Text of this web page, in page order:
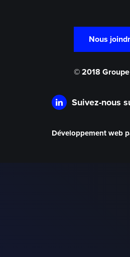
Nous
© 2018
Suivez-nous
Développement web